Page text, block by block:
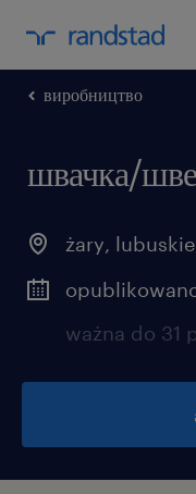
виробництво
швачка/
żary, lubuskie
ważna do 31